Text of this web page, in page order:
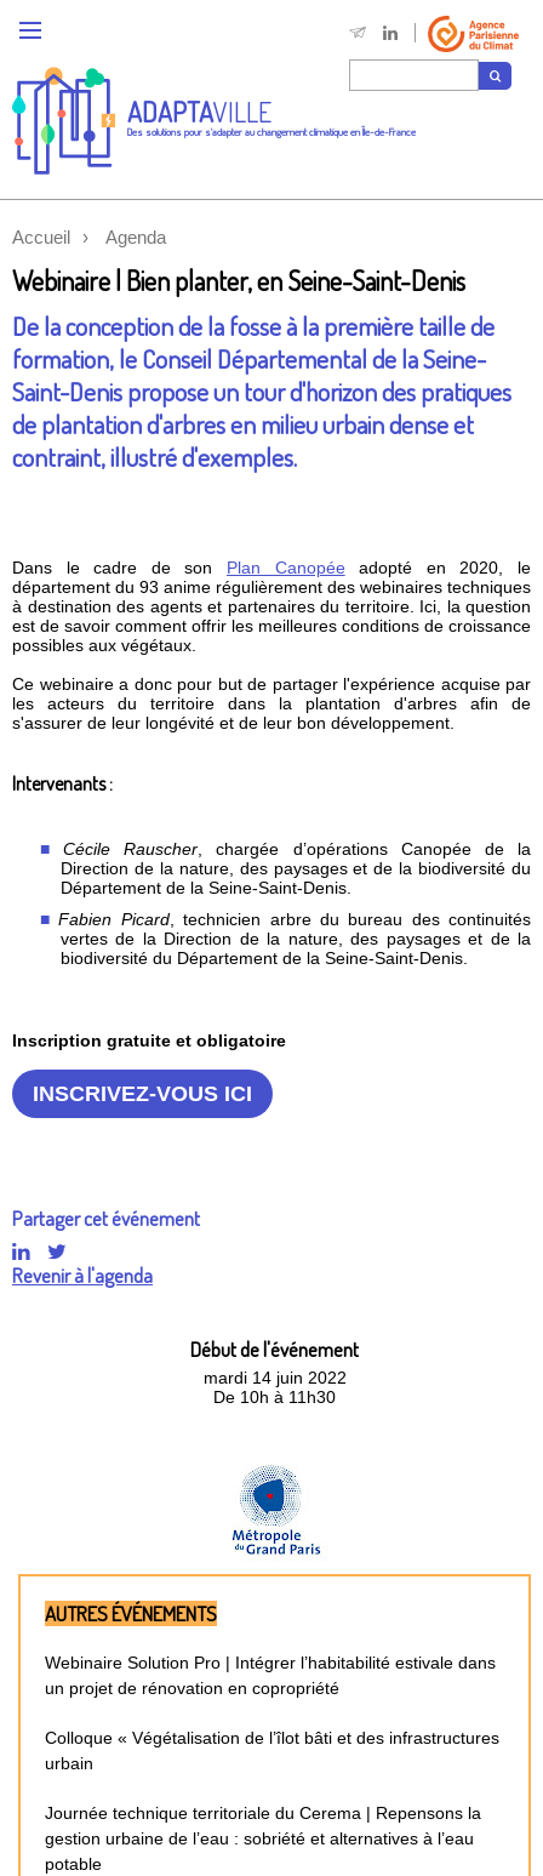
ADAPTAVILLE
Des solutions pour s'adapter au changement climatique en Île-de-France
Accueil Agenda
Webinaire | Bien planter, en Seine-Saint-Denis
De la conception de la fosse à la première taille de
formation, le Conseil Départemental de la Seine-
Saint-Denis propose un tour d'horizon des pratiques
de plantation d'arbres en milieu urbain dense et
contraint, illustré d'exemples.
Dans le cadre de son Plan Canopée adopté en 2020, le
département du 93 anime régulièrement des webinaires techniques
à destination des agents et partenaires du territoire. Ici, la question
est de savoir comment offrir les meilleures conditions de croissance
possibles aux végétaux.
Ce webinaire a donc pour but de partager l'expérience acquise par
les acteurs du territoire dans la plantation d'arbres afin de
s'assurer de leur longévité et de leur bon développement.
Intervenants :
Cécile Rauscher , chargée d’opérations Canopée de la
Direction de la nature, des paysages et de la biodiversité du
Département de la Seine-Saint-Denis.
Fabien Picard, technicien arbre du bureau des continuités
vertes de la Direction de la nature, des paysages et de la
biodiversité du Département de la Seine-Saint-Denis.
Inscription gratuite et obligatoire
INSCRIVEZ-VOUS ICI
Partager cet événement
Revenir à l'agenda
Début de l'événement
mardi 14 juin 2022
De 10h à 11h30
AUTRES ÉVÉNEMENTS
Webinaire Solution Pro | Intégrer l’habitabilité estivale dans
un projet de rénovation en copropriété
Colloque « Végétalisation de l’îlot bâti et des infrastructures
urbain
Journée technique territoriale du Cerema | Repensons la
gestion urbaine de l’eau : sobriété et alternatives à l’eau
potable